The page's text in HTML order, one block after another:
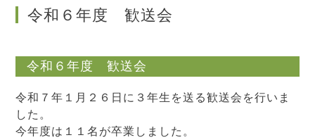
令和６年度 歓送会
令和６年度 歓送会
令和７年１月２６日に３年生を送る歓送会を行いま
した。
今年度は１１名が卒業しました。